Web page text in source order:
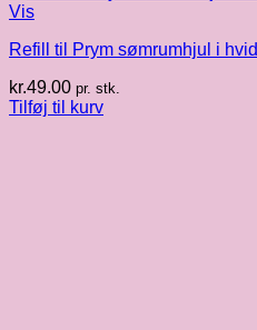
Vis
Refill til Prym sømrumhjul i hvid
kr.49.00 pr. stk.
Tilføj til kurv